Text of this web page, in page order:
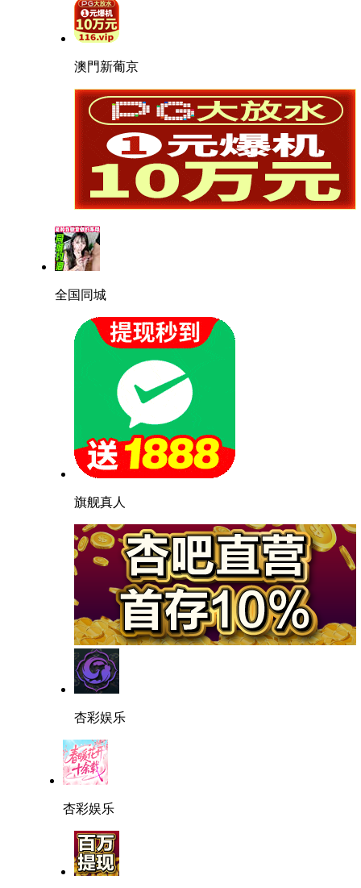
澳門新葡京
全国同城
旗舰真人
杏彩娱乐
杏彩娱乐